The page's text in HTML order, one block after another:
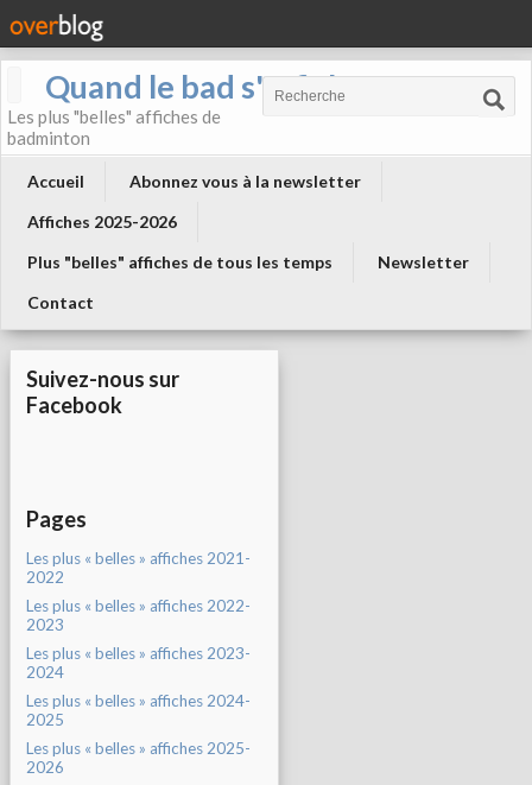
Quand le bad s'affiche !
Les plus "belles" affiches de
badminton
Accueil
Abonnez vous à la newsletter
Affiches 2025-2026
Plus "belles" affiches de tous les temps
Newsletter
Contact
Suivez-nous sur
Facebook
Pages
Les plus « belles » affiches 2021-
2022
Les plus « belles » affiches 2022-
2023
Les plus « belles » affiches 2023-
2024
Les plus « belles » affiches 2024-
2025
Les plus « belles » affiches 2025-
2026